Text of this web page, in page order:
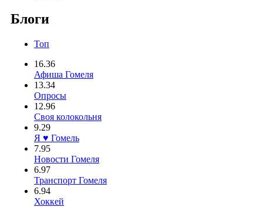
Блоги
Топ
16.36
Афиша Гомеля
13.34
Опросы
12.96
Своя колокольня
9.29
Я ♥ Гомель
7.95
Новости Гомеля
6.97
Транспорт Гомеля
6.94
Хоккей